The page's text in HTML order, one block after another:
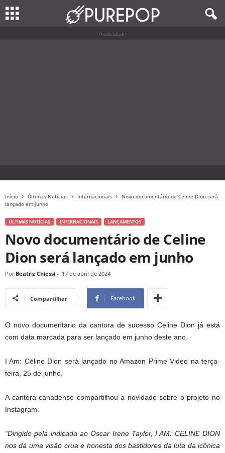
Publicidade
Início Últimas Notícias Internacionais
Novo documentário de Celine Dion será
lançado em junho
ÚLTIMAS NOTÍCIAS INTERNACIONAIS LANÇAMENTOS
Novo documentário de Celine
Dion será lançado em junho
Por Beatriz Chiessi - 17 de abril de 2024
Compartilhar Facebook
O novo documentário da cantora de sucesso Celine Dion já está
com data marcada para ser lançado em junho deste ano.
I Am: Céline Dion será lançado no Amazon Prime Video na terça-
feira, 25 de junho.
A cantora canadense compartilhou a novidade sobre o projeto no
Instagram.
“Dirigido pela indicada ao Oscar Irene Taylor, I AM: CELINE DION
nos dá uma visão crua e honesta dos bastidores da luta da icônica